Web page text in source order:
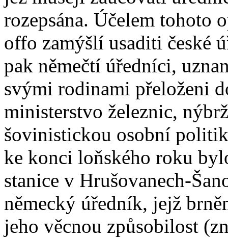
rozepsána. Účelem tohoto
offo zamýšlí usaditi české
pak němečtí úředníci,
svými rodinami přeloženi
ministerstvo železnic,
šovinistickou osobní
ke konci loňského roku
stanice v Hrušovanech-
německý úředník, jejž
jeho věcnou způsobilost